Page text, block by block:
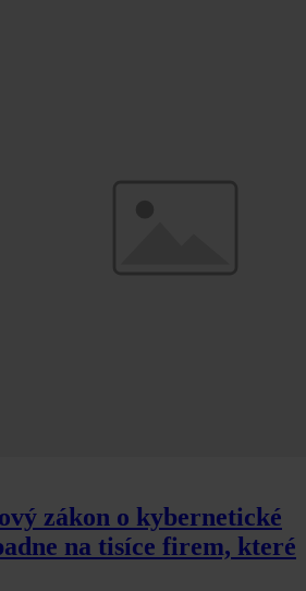
zákon o kybernetické
na tisíce firem, které